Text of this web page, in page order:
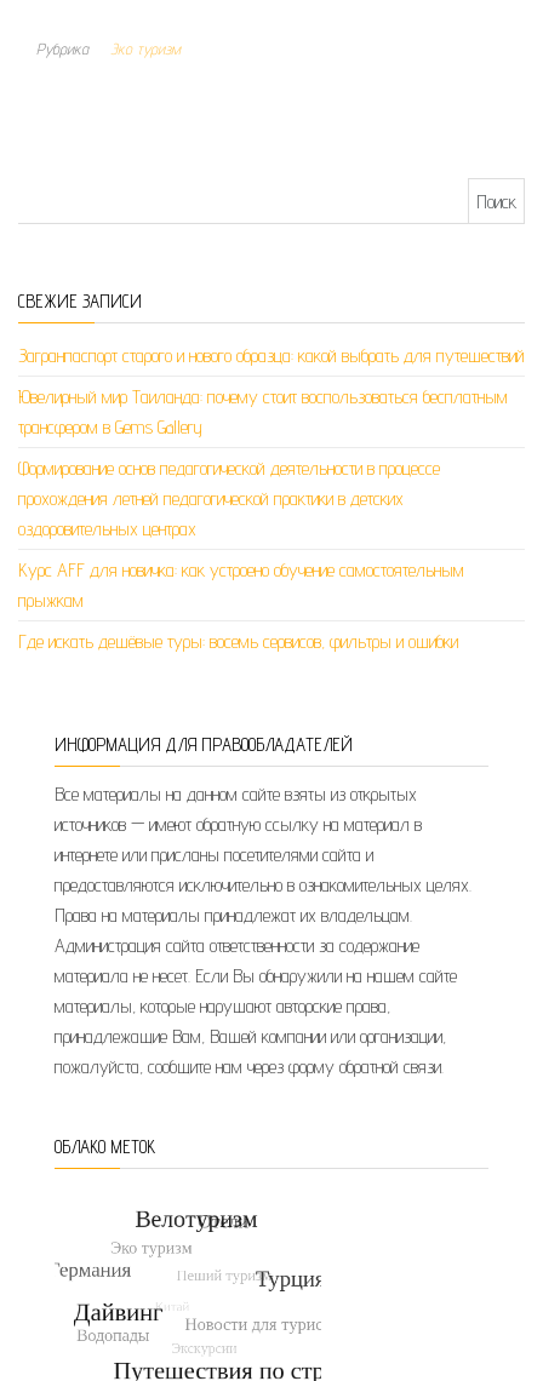
Рубрика Эко туризм
СВЕЖИЕ ЗАПИСИ
Загранпаспорт старого и нового образца: какой выбрать для путешествий
Ювелирный мир Таиланда: почему стоит воспользоваться бесплатным
трансфером в Gems Gallery
Формирование основ педагогической деятельности в процессе
прохождения летней педагогической практики в детских
оздоровительных центрах
Курс AFF для новичка: как устроено обучение самостоятельным
прыжкам
Где искать дешёвые туры: восемь сервисов, фильтры и ошибки
ИНФОРМАЦИЯ ДЛЯ ПРАВООБЛАДАТЕЛЕЙ
Все материалы на данном сайте взяты из открытых
источников — имеют обратную ссылку на материал в
интернете или присланы посетителями сайта и
предоставляются исключительно в ознакомительных целях.
Права на материалы принадлежат их владельцам.
Администрация сайта ответственности за содержание
материала не несет. Если Вы обнаружили на нашем сайте
материалы, которые нарушают авторские права,
принадлежащие Вам, Вашей компании или организации,
пожалуйста, сообщите нам через форму обратной связи.
ОБЛАКО МЕТОК